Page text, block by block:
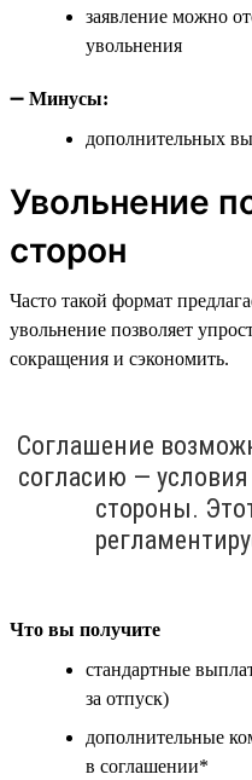
заявление можно
увольнения
➖ Минусы:
дополнительных
Увольнение
сторон
Часто такой формат
увольнение позволяет
сокращения и сэкономить.
Соглашение
согласию —
стороны.
Что вы получите
стандартные
за отпуск)
дополнительные
в соглашении*